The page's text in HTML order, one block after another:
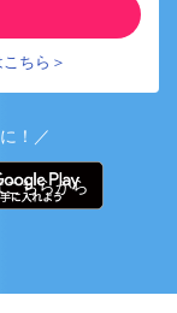
ちら＞
！／
ちらから